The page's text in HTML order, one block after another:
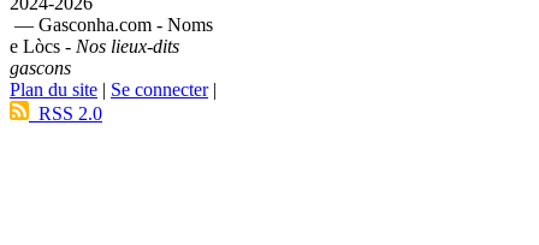
— Gasconha.com - Noms
e Lòcs - Nos lieux-dits
gascons
Plan du site | Se connecter|
RSS 2.0